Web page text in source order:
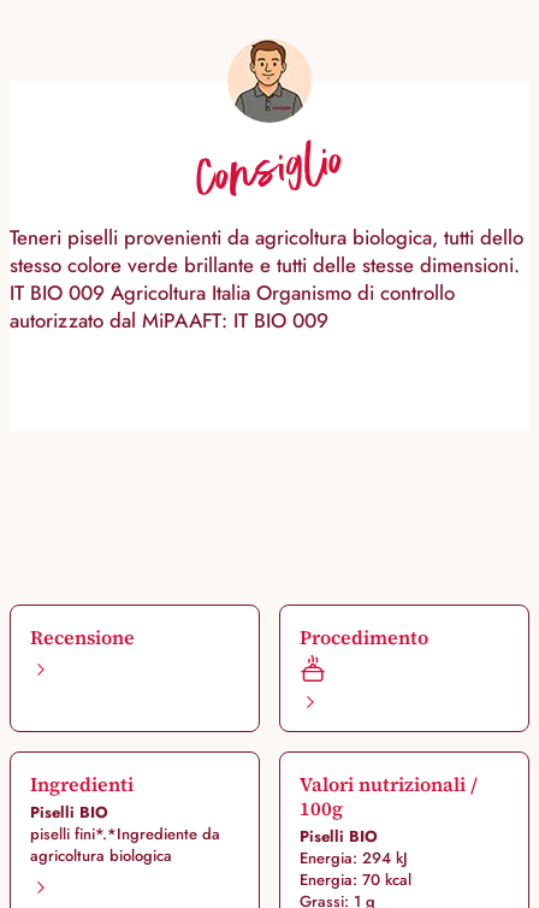
Consiglio
Teneri piselli provenienti da agricoltura biologica, tutti dello
stesso colore verde brillante e tutti delle stesse dimensioni.
IT BIO 009 Agricoltura Italia Organismo di controllo
autorizzato dal MiPAAFT: IT BIO 009
Recensione Procedimento
Ingredienti
Piselli BIO
piselli fini*.*Ingrediente da
agricoltura biologica
Valori nutrizionali /
100g
Piselli BIO
Energia: 294 kJ
Energia: 70 kcal
Grassi: 1 g